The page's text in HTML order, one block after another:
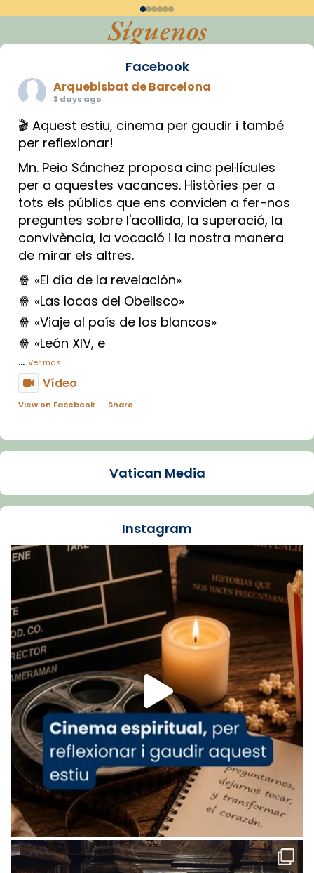
Síguenos
Facebook
Arquebisbat de Barcelona
3 days ago
🎬 Aquest estiu, cinema per gaudir i també
per reflexionar!
Mn. Peio Sánchez proposa cinc pel·lícules
per a aquestes vacances. Històries per a
tots els públics que ens conviden a fer-nos
preguntes sobre l'acollida, la superació, la
convivència, la vocació i la nostra manera
de mirar els altres.
🍿 «El día de la revelación»
🍿 «Las locas del Obelisco»
🍿 «Viaje al país de los blancos»
🍿 «León XIV, e
... Ver más
Vídeo
View on Facebook · Share
Arquebisbat de Barcelona
La Carmina va patir depressió. Fa gairebé
dos mesos, a l'Estadi Lluís Companys, la
Recupera l'entrevista comp
Vatican
tican News 👇
www.vaticannews.va/es/iglesia/news/2026-
07/carmina-historia-depresion-papa-viaje-
espana-testimoni...
Foto
View on Facebook · Share
Arquebisbat de Barcelona
2 weeks ago
«Avui les santes Juliana i Semproniana ens
ajuden a alçar la mirada»
Mons. Sergi Gordo, bisbe de Tortosa, ha
presidit aquest 27 de juliol la missa de Les
Santes de Mataró.
🔗tinyurl.com/cvu5jmbk
Vatican Media
Instagram